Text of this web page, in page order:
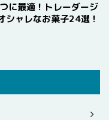
に最適！トレーダージ
シャレなお菓子24選！